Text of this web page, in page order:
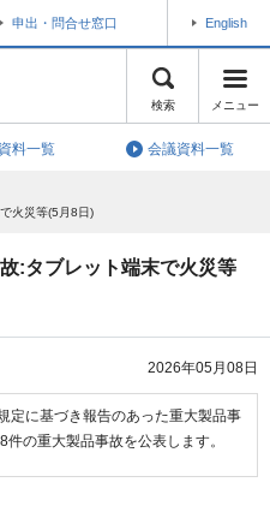
申出・問合せ窓口 English
メニュー
検索
料一覧 会議資料一覧
火災等(5月8日)
:タブレット端末で火災等
2026年05月08日
定に基づき報告のあった重大製品事
の重大製品事故を公表します。